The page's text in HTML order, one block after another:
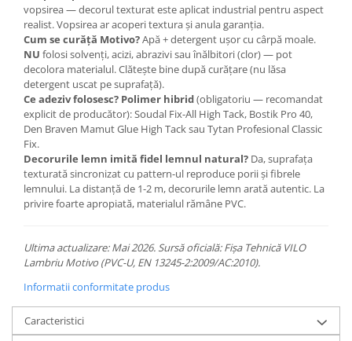
vopsirea — decorul texturat este aplicat industrial pentru aspect
realist. Vopsirea ar acoperi textura și anula garanția.
Cum se curăță Motivo?Apă + detergent ușor cu cârpă moale.
NU folosi solvenți, acizi, abrazivi sau înălbitori (clor) — pot
decolora materialul. Clătește bine după curățare (nu lăsa
detergent uscat pe suprafață).
Ce adeziv folosesc? Polimer hibrid(obligatoriu — recomandat
explicit de producător): Soudal Fix-All High Tack, Bostik Pro 40,
Den Braven Mamut Glue High Tack sau Tytan Profesional Classic
Fix.
Decorurile lemn imită fidel lemnul natural? Da, suprafața
texturată sincronizat cu pattern-ul reproduce porii și fibrele
lemnului. La distanță de 1-2 m, decorurile lemn arată autentic. La
privire foarte apropiată, materialul rămâne PVC.
Ultima actualizare: Mai 2026. Sursă oficială: Fișa Tehnică VILO
Lambriu Motivo (PVC-U, EN 13245-2:2009/AC:2010).
Informatii conformitate produs
Caracteristici